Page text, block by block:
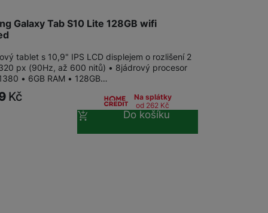
Galaxy Tab S10 Lite 128GB wifi
tablet s 10,9" IPS LCD displejem o rozlišení 2
px (90Hz, až 600 nitů) • 8jádrový procesor
• 6GB RAM • 128GB…
Kč
Na splátky
od 262 Kč
Do košíku